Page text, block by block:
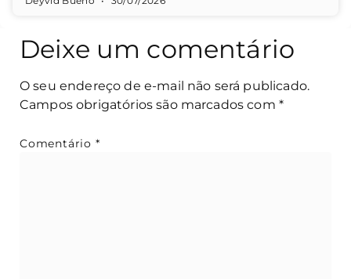
Deixe um comentário
O seu endereço de e-mail não será publicado.
Campos obrigatórios são marcados com *
Comentário *